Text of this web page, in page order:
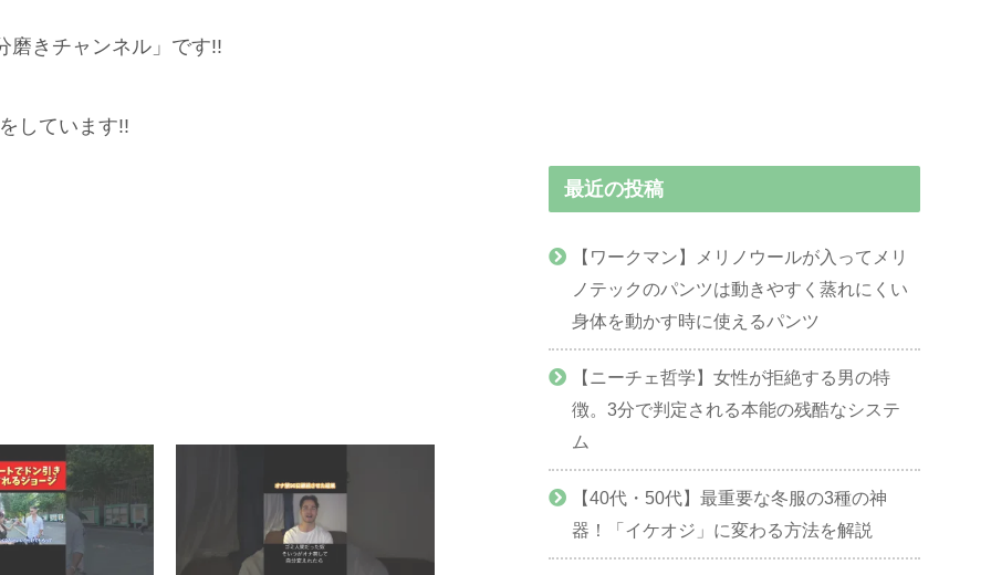
磨きチャンネル」です!!
しています!!
最近の投稿
【ワークマン】メリノウールが入ってメリ
ノテックのパンツは動きやすく蒸れにくい
身体を動かす時に使えるパンツ
【ニーチェ哲学】女性が拒絶する男の特
徴。3分で判定される本能の残酷なシステ
ム
【40代・50代】最重要な冬服の3種の神
器！「イケオジ」に変わる方法を解説